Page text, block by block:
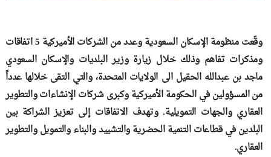
وقّعت منظومة الإسكان السعودية وعدد من الشركات الأميركية 5 اتفاقات
ومذكرات تفاهم وذلك خلال زيارة وزير البلديات والإسكان السعودي
ماجد بن عبدالله الحقيل الى الولايات المتحدة، والتي التقى خلالها عدداً
من المسؤولين في الحكومة الأميركية وكبرى شركات الإنشاءات والتطوير
العقاري والجهات التمويلية. وتهدف الاتفاقات إلى تعزيز الشراكة بين
البلدين في قطاعات التنمية الحضرية والتشييد والبناء والتمويل والتطوير
العقاري.